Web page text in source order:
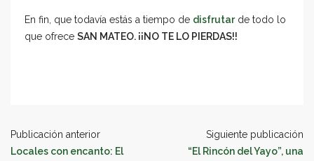
En fin, que todavía estás a tiempo de disfrutarde todo lo
que ofrece SAN MATEO. ¡¡NO TE LO PIERDAS!!
Publicación anterior
Locales con encanto: El
Siguiente publicación
“El Rincón del Yayo”, una